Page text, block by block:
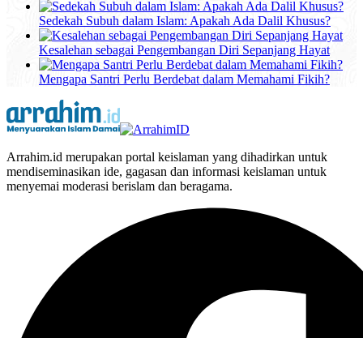
Sedekah Subuh dalam Islam: Apakah Ada Dalil Khusus?
Kesalehan sebagai Pengembangan Diri Sepanjang Hayat
Mengapa Santri Perlu Berdebat dalam Memahami Fikih?
Arrahim.id merupakan portal keislaman yang dihadirkan untuk
mendiseminasikan ide, gagasan dan informasi keislaman untuk
menyemai moderasi berislam dan beragama.